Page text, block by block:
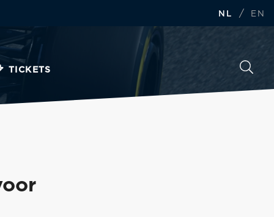
NL / EN
TICKETS